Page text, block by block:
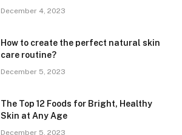
December 4, 2023
How to create the perfect natural skin
care routine?
December 5, 2023
The Top 12 Foods for Bright, Healthy
Skin at Any Age
December 5, 2023